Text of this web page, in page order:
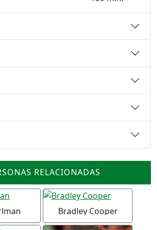
RELACIONADAS
Bradley Cooper